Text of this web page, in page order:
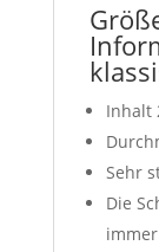
Inhalt
Sehr
Die